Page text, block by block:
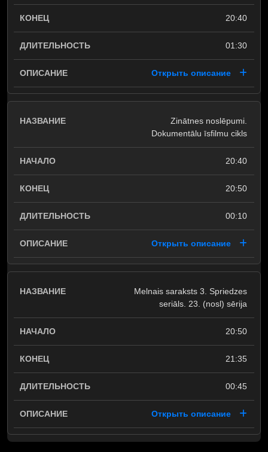
20:40
01:30
Открыть описание
Zinātnes noslēpumi.
Dokumentālu īsfilmu cikls
20:40
20:50
00:10
Открыть описание
Melnais saraksts 3. Spriedzes
seriāls. 23. (nosl) sērija
20:50
21:35
00:45
Открыть описание